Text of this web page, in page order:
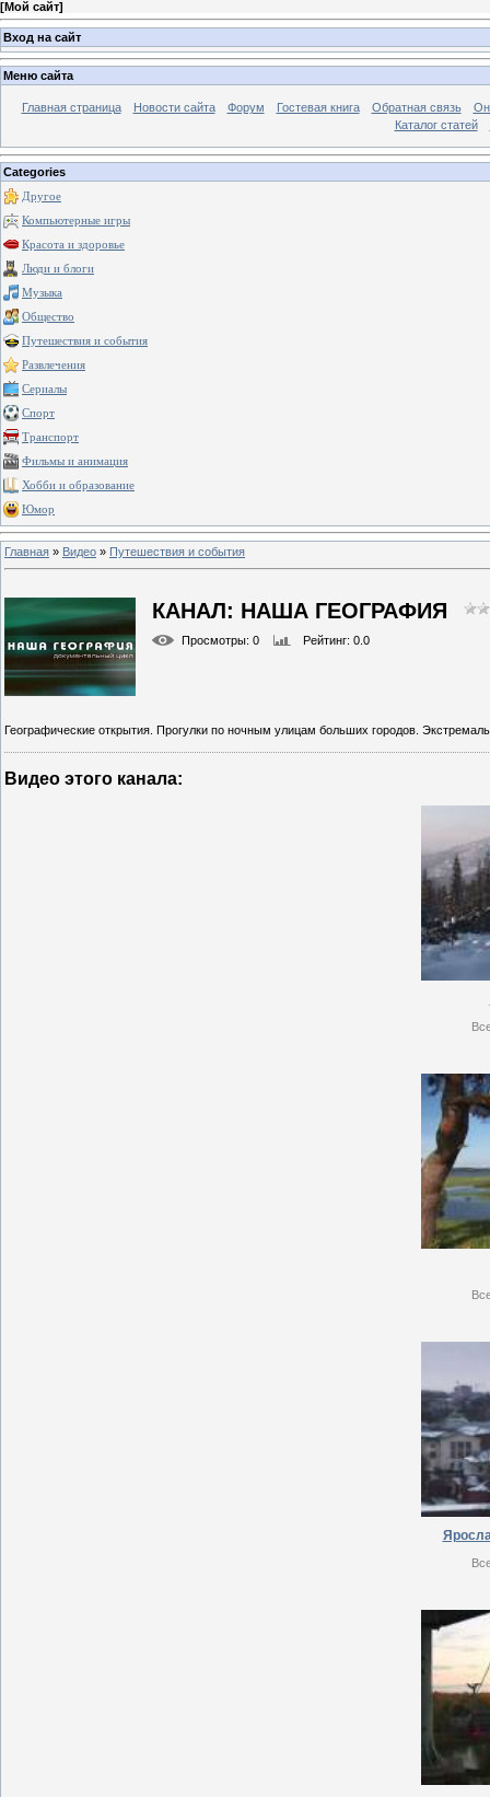
[Мой сайт]
Вход на сайт
Меню сайта
Главная страница Новости сайта Форум Гостевая книга Обратная связь
Каталог статей
Categories
Другое
Компьютерные игры
Красота и здоровье
Люди и блоги
Музыка
Общество
Путешествия и события
Развлечения
Сериалы
Спорт
Транспорт
Фильмы и анимация
Хобби и образование
Юмор
Главная » Видео » Путешествия и события
КАНАЛ: НАША ГЕОГРАФИЯ
Просмотры: 0 Рейтинг: 0.0
Географические открытия. Прогулки по ночным улицам больших городов.
Видео этого канала: